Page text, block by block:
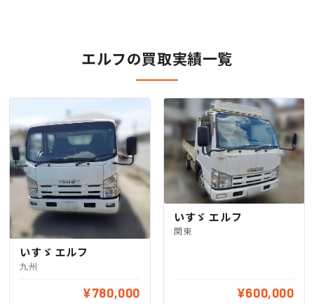
エルフの買取実績一覧
いすゞ エルフ
九州
¥780,000
いすゞ エルフ
関東
¥600,000